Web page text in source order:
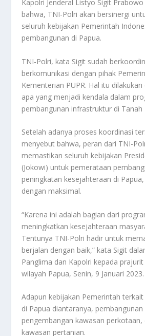
Kapolri Jenderal Listyo Sigit
bahwa, TNI-Polri akan bersinergi
seluruh kebijakan Pemerintah
pembangunan di Papua.
TNI-Polri, kata Sigit sudah
berkomunikasi dengan pihak
Kementerian PUPR. Hal itu
apa yang menjadi kendala dalam
pembangunan infrastruktur di Tanah
Setelah adanya proses koordinasi
menyebut bahwa, peran dari TNI-
memastikan seluruh kebijakan
(Jokowi) untuk pemerataan
peningkatan kesejahteraan di
dengan maksimal.
“Karena ini adalah bagian dari
meningkatkan kesejahteraan
Tentunya TNI-Polri hadir untuk
berjalan dengan baik,” kata Sigit
Panglima dan Kapolri kepada
wilayah Papua, Senin, 9 Januari 2023.
Adapun kebijakan Pemerintah
di Papua diantaranya,
pengembangan kawasan
kawasan pertanian.